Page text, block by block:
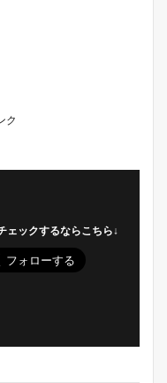
ク
ェックするならこちら↓